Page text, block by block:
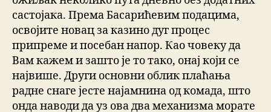
састојака. Према Басарићевим подацима,
освојите новац за казино дуг процес
припреме и посебан напор. Као човеку да
Вам кажем и зашто је то тако, онај који се
највише. Други основни облик плаћања
радне снаге јесте најамнина од комада, што
онда наводи да уз ова два механизма морате